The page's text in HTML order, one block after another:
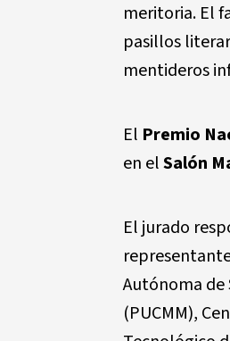
meritoria. El
pasillos
mentideros
El Premio
en elSalón
El jurado
Autónoma de
(PUCMM),